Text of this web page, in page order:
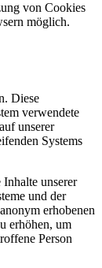
von Cookies
möglich.
Diese
verwendete
unserer
Systems
unserer
und der
erhobenen
erhöhen, um
Person